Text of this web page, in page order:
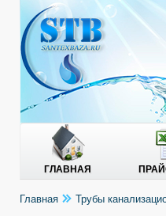
ГЛАВНАЯ
Главная Трубы